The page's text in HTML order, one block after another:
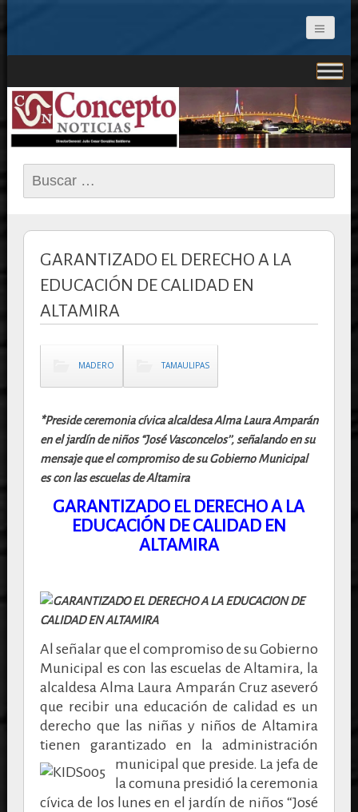
CONCEPTO NOTICIAS
Buscar:
GARANTIZADO EL DERECHO A LA
EDUCACIÓN DE CALIDAD EN
ALTAMIRA
MADERO TAMAULIPAS
*Preside ceremonia cívica alcaldesa Alma Laura Amparán
en el jardín de niños “José Vasconcelos’’, señalando en su
mensaje que el compromiso de su Gobierno Municipal
es con las escuelas de Altamira
GARANTIZADO EL DERECHO A LA
EDUCACIÓN DE CALIDAD EN
ALTAMIRA
Al señalar que el compromiso de su Gobierno
Municipal es con las escuelas de Altamira, la
alcaldesa Alma Laura Amparán Cruz aseveró
que recibir una educación de calidad es un
derecho que las niñas y niños de Altamira
tienen garantizado en la administración
municipal que preside. La jefa de
la comuna presidió la ceremonia
cívica de los lunes en el jardín de niños “José